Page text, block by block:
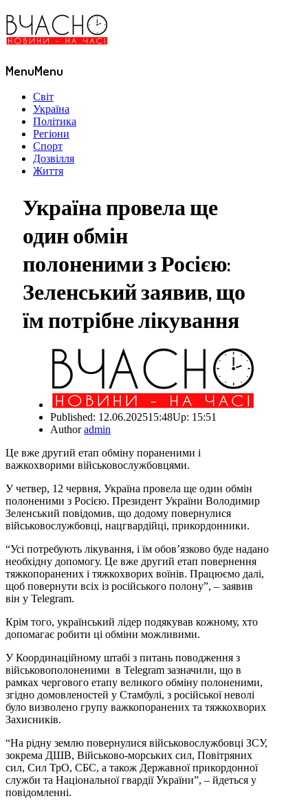
MenuMenu
Світ
Україна
Політика
Регіони
Спорт
Дозвілля
Життя
Україна провела ще
один обмін
полоненими з Росією:
Зеленський заявив, що
їм потрібне лікування
Published: 12.06.202515:48Up: 15:51
Authoradmin
Це вже другий етап обміну пораненими і
важкохворими військовослужбовцями.
У четвер, 12 червня, Україна провела ще один обмін
полоненими з Росією. Президент України Володимир
Зеленський повідомив, що додому повернулися
військовослужбовці, нацгвардійці, прикордонники.
“Усі потребують лікування, і їм обов’язково буде надано
необхідну допомогу. Це вже другий етап повернення
тяжкопоранених і тяжкохворих воїнів. Працюємо далі,
щоб повернути всіх із російського полону”, – заявив
він у Telegram.
Крім того, український лідер подякував кожному, хто
допомагає робити ці обміни можливими.
У Координаційному штабі з питань поводження з
військовополоненими в Telegram зазначили, що в
рамках чергового етапу великого обміну полоненими,
згідно домовленостей у Стамбулі, з російської неволі
було визволено групу важкопоранених та тяжкохворих
Захисників.
“На рідну землю повернулися військовослужбовці ЗСУ,
зокрема ДШВ, Військово-морських сил, Повітряних
сил, Сил ТрО, СБС, а також Державної прикордонної
служби та Національної гвардії України”, – йдеться у
повідомленні.